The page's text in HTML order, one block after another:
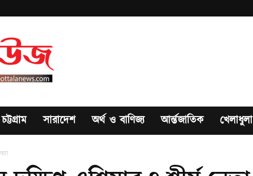
চট্টগ্রাম সারাদেশ অর্থ ও বাণিজ্য আর্ন্তজাতিক খেলাধুলা